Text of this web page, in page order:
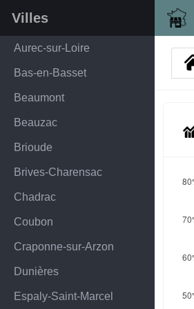
Villes
Aurec-sur-Loire
Bas-en-Basset
Beaumont
Beauzac
Brioude
Brives-Charensac
Chadrac
Coubon
Craponne-sur-Arzon
Dunières
Espaly-Saint-Marcel